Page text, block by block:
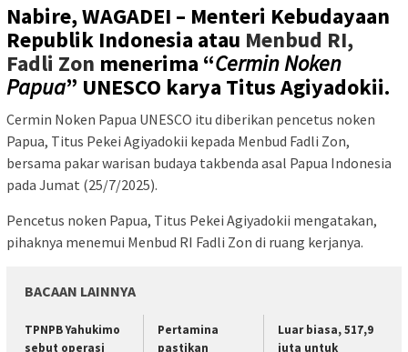
Nabire, WAGADEI – Menteri Kebudayaan
Republik Indonesia atau Menbud RI,
Fadli Zon menerima “Cermin Noken
Papua” UNESCO karya Titus Agiyadokii.
Cermin Noken Papua UNESCO itu diberikan pencetus noken
Papua, Titus Pekei Agiyadokii kepada Menbud Fadli Zon,
bersama pakar warisan budaya takbenda asal Papua Indonesia
pada Jumat (25/7/2025).
Pencetus noken Papua, Titus Pekei Agiyadokii mengatakan,
pihaknya menemui Menbud RI Fadli Zon di ruang kerjanya.
BACAAN LAINNYA
TPNPB Yahukimo
sebut operasi
Pertamina
pastikan
Luar biasa, 517,9
juta untuk